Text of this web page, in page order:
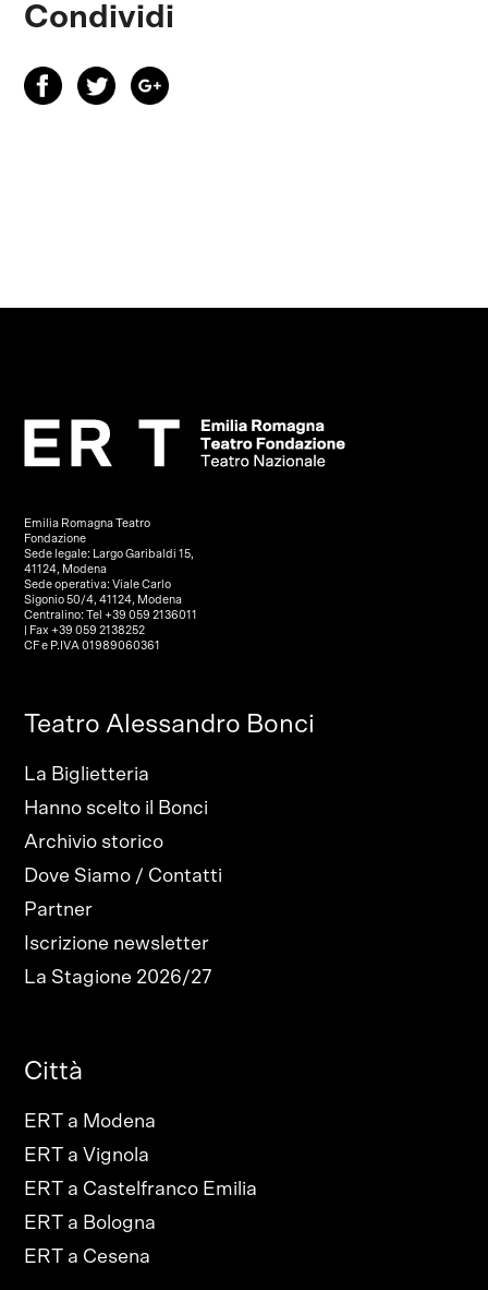
Condividi
Emilia Romagna Teatro
Fondazione
Sede legale: Largo Garibaldi 15,
41124, Modena
Sede operativa: Viale Carlo
Sigonio 50/4, 41124, Modena
Centralino: Tel +39 059 2136011
| Fax +39 059 2138252
CF e P.IVA 01989060361
Teatro Alessandro Bonci
La Biglietteria
Hanno scelto il Bonci
Archivio storico
Dove Siamo / Contatti
Partner
Iscrizione newsletter
La Stagione 2026/27
Città
ERT a Modena
ERT a Vignola
ERT a Castelfranco Emilia
ERT a Bologna
ERT a Cesena